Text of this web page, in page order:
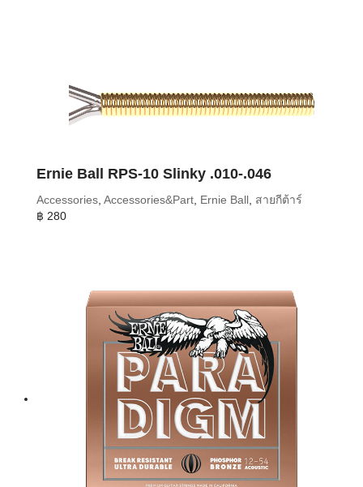
Ernie Ball RPS-10 Slinky .010-.046
Accessories Accessories&Part Ernie Ball สายกีต้าร์
฿ 280